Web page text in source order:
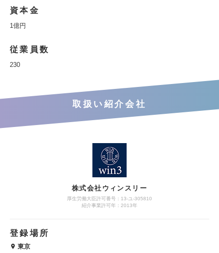
資本金
1億円
従業員数
230
取扱い紹介会社
株式会社ウィンスリー
厚生労働大臣許可番号：13-ユ-305810
紹介事業許可年：2013年
登録場所
東京